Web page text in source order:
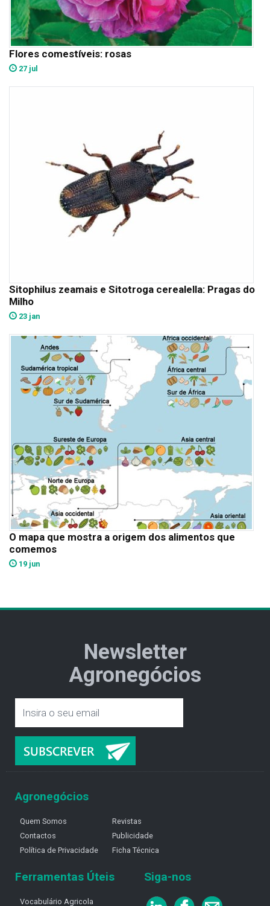
Flores comestíveis: rosas
27 jul
Sitophilus zeamais e Sitotroga cerealella: Pragas do
Milho
23 jan
O mapa que mostra a origem dos alimentos que
comemos
19 jun
Newsletter
Agronegócios
Agronegócios
Quem Somos
Contactos
Política de Privacidade
Revistas
Publicidade
Ficha Técnica
Ferramentas Úteis
Vocabulário Agricola
Siga-nos